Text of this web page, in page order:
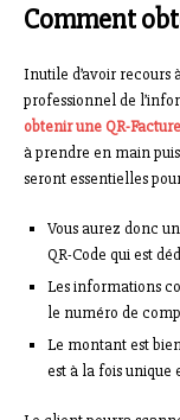
Comment
Inutile d’avoir recours
professionnel de
obtenir une QR-
à prendre en main
seront essentielles
Vous aurez donc
QR-Code qui est
Les informations
le numéro de
Le montant est
est à la fois unique